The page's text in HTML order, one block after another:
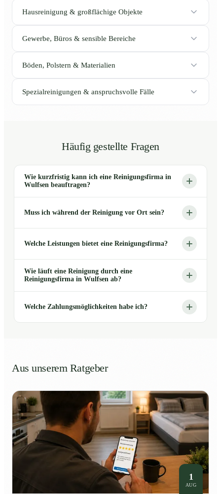
Hausreinigung & großflächige Objekte
Gewerbe, Büros & sensible Bereiche
Böden, Polstern & Materialien
Spezialreinigungen & anspruchsvolle Fälle
Häufig gestellte Fragen
Wie kurzfristig kann ich eine Reinigungsfirma in
Wulfsen beauftragen?
Muss ich während der Reinigung vor Ort sein?
Welche Leistungen bietet eine Reinigungsfirma?
Wie läuft eine Reinigung durch eine
Reinigungsfirma in Wulfsen ab?
Welche Zahlungsmöglichkeiten habe ich?
Aus unserem Ratgeber
1
AUG